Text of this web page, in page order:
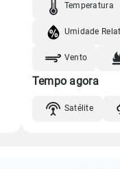
Temperatura
Umidade
Vento
Tempo agora
Satélite